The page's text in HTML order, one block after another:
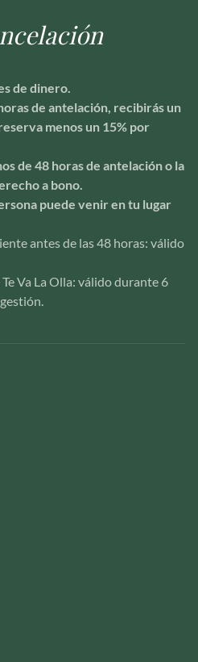
de dinero.
de antelación, recibirás un
menos un 15% por
de 48 horas de antelación o la
a bono.
puede venir en tu lugar
antes de las 48 horas: válido
Va La Olla: válido durante 6